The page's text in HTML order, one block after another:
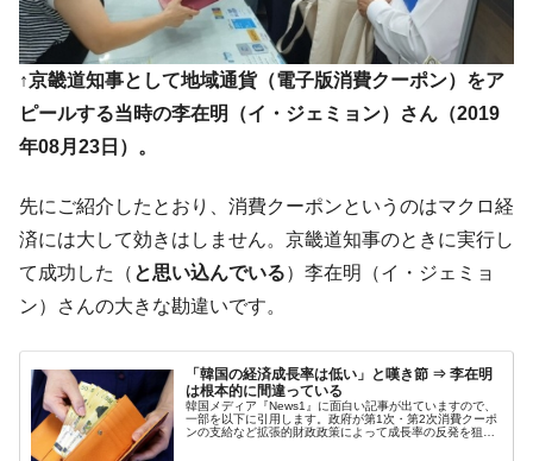
国の過剰生産が世界を蝕む。
『Money1』
韓国製造業「半導体絶好調」のウラで他業
種は全般的「不調」⇒ PSIが示す現況は決して良くない。
『Money1』
【米韓激突案件】韓国消費者院が『クーパ
ン』1人当たり賠償10万ウォンを認定 ⇒ 総額3兆7,000億
『Money1』
韓国型イージス搭載の次世代駆逐艦
「KDDX」1番艦、2032年竣工と公示
『Money1』
【対日本円】ウォン安が急進！ 日米の協調
に韓国がいっちょがみしたのでは。
『Money1』
韓国政府『BYD』車への補助金を全廃 ⇒ 実
は韓国で『BYD』車は売れている。6カ月で対前年同期比
1.9倍！
『Money1』
在韓米国大使スティールが着韓！⇒ さっそ
↑京畿道知事として地域通貨（電子版消費クーポン）をア
ピールする当時の李在明（イ・ジェミョン）さん（2019
年08月23日）。
先にご紹介したとおり、消費クーポンというのはマクロ経
済には大して効きはしません。京畿道知事のときに実行し
て成功した（ と思い込んでいる）李在明（イ・ジェミョ
ン）さんの大きな勘違いです。
「韓国の経済成長率は低い」と嘆き節 ⇒ 李在明
は根本的に間違っている
韓国メディア『News1』に面白い記事が出ていますので、
一部を以下に引用します。政府が第1次・第2次消費クーポ
ンの支給など拡張的財政政策によって成長率の反発を狙っ